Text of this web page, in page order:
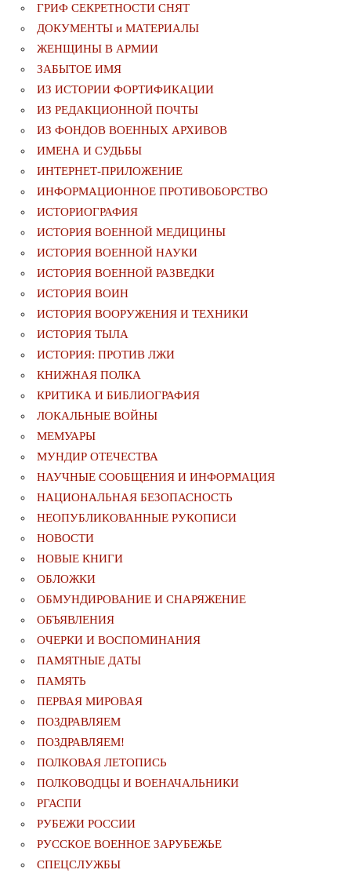
ГРИФ СЕКРЕТНОСТИ СНЯТ
ДОКУМЕНТЫ и МАТЕРИАЛЫ
ЖЕНЩИНЫ В АРМИИ
ЗАБЫТОЕ ИМЯ
ИЗ ИСТОРИИ ФОРТИФИКАЦИИ
ИЗ РЕДАКЦИОННОЙ ПОЧТЫ
ИЗ ФОНДОВ ВОЕННЫХ АРХИВОВ
ИМЕНА И СУДЬБЫ
ИНТЕРНЕТ-ПРИЛОЖЕНИЕ
ИНФОРМАЦИОННОЕ ПРОТИВОБОРСТВО
ИСТОРИОГРАФИЯ
ИСТОРИЯ ВОЕННОЙ МЕДИЦИНЫ
ИСТОРИЯ ВОЕННОЙ НАУКИ
ИСТОРИЯ ВОЕННОЙ РАЗВЕДКИ
ИСТОРИЯ ВОИН
ИСТОРИЯ ВООРУЖЕНИЯ И ТЕХНИКИ
ИСТОРИЯ ТЫЛА
ИСТОРИЯ: ПРОТИВ ЛЖИ
КНИЖНАЯ ПОЛКА
КРИТИКА И БИБЛИОГРАФИЯ
ЛОКАЛЬНЫЕ ВОЙНЫ
МЕМУАРЫ
МУНДИР ОТЕЧЕСТВА
НАУЧНЫЕ СООБЩЕНИЯ И ИНФОРМАЦИЯ
НАЦИОНАЛЬНАЯ БЕЗОПАСНОСТЬ
НЕОПУБЛИКОВАННЫЕ РУКОПИСИ
НОВОСТИ
НОВЫЕ КНИГИ
ОБЛОЖКИ
ОБМУНДИРОВАНИЕ И СНАРЯЖЕНИЕ
ОБЪЯВЛЕНИЯ
ОЧЕРКИ И ВОСПОМИНАНИЯ
ПАМЯТНЫЕ ДАТЫ
ПАМЯТЬ
ПЕРВАЯ МИРОВАЯ
ПОЗДРАВЛЯЕМ
ПОЗДРАВЛЯЕМ!
ПОЛКОВАЯ ЛЕТОПИСЬ
ПОЛКОВОДЦЫ И ВОЕНАЧАЛЬНИКИ
РГАСПИ
РУБЕЖИ РОССИИ
РУССКОЕ ВОЕННОЕ ЗАРУБЕЖЬЕ
СПЕЦСЛУЖБЫ